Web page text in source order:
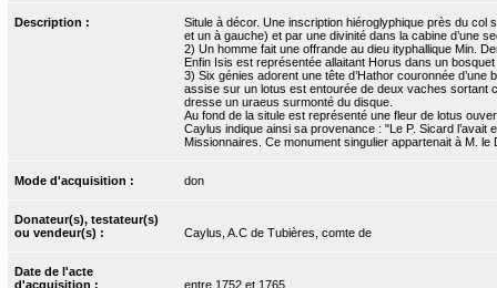
Description :
Situle à décor. Une inscription hiéroglyphique près du
et un à gauche) et par une divinité dans la cabine d’une
2) Un homme fait une offrande au dieu ityphallique Min.
Enfin Isis est représentée allaitant Horus dans un bosquet
3) Six génies adorent une tête d’Hathor couronnée
assise sur un lotus est entourée de deux vaches sortant
dresse un uraeus surmonté du disque.
Au fond de la situle est représenté une fleur de lotus
Caylus indique ainsi sa provenance : "Le P. Sicard l’avait
Missionnaires. Ce monument singulier appartenait à M. le
Mode d'acquisition : don
Donateur(s), testateur(s)
ou vendeur(s) :
Caylus, A.C de Tubières, comte de
Date de l'acte
d'acquisition :
entre 1752 et 1765